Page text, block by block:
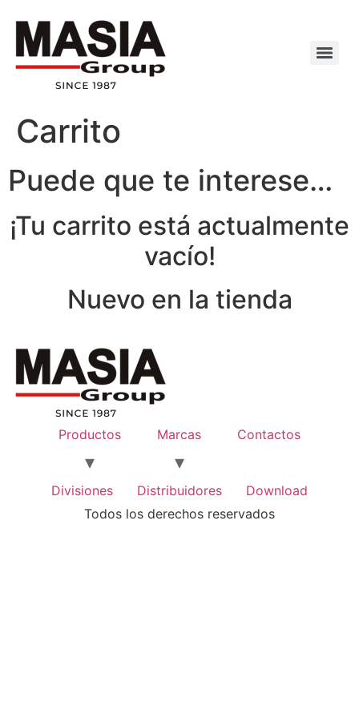
Carrito
Puede que te interese…
¡Tu carrito está actualmente
vacío!
Nuevo en la tienda
Productos Marcas Contactos
Divisiones Distribuidores
Download
Todos los derechos reservados